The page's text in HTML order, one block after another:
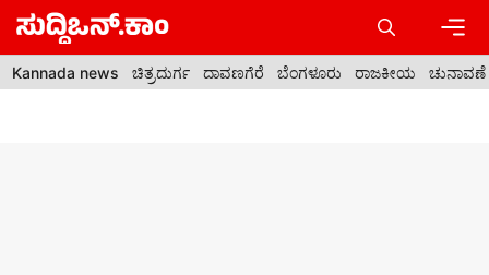
Skip
content
Kannada news ಚಿತ್ರದುರ್ಗ ದಾವಣಗೆರೆ ಬೆಂಗಳೂರು ರಾಜಕೀಯ ಚುನಾವಣೆ